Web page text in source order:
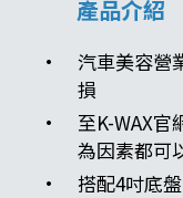
產品介紹
汽車美容營
損
至K-WAX官
為因素都可
搭配4吋底